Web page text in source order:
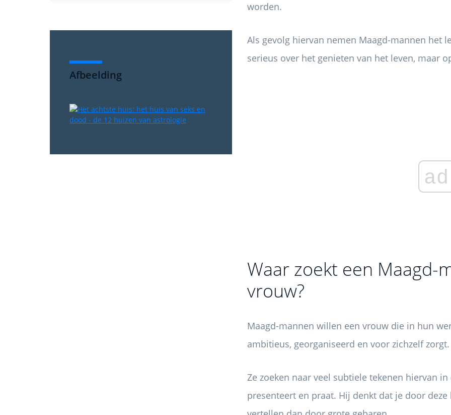
Afbeelding
worden.
Als gevolg hiervan nemen Maagd-mannen het
serieus over het genieten van het leven, maar
ad
Waar zoekt een Maagd-
vrouw?
Maagd-mannen willen een vrouw die in hun
ambitieus, georganiseerd en voor zichzelf zorgt.
Ze zoeken naar veel subtiele tekenen hiervan
presenteert en praat. Hij denkt dat je door